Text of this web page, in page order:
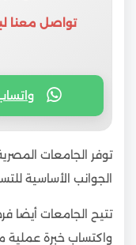
تواصل معنا
توفر الجامعات
الجوانب الأساسية
تتيح الجامعات أيضا
واكتساب خبرة عملية